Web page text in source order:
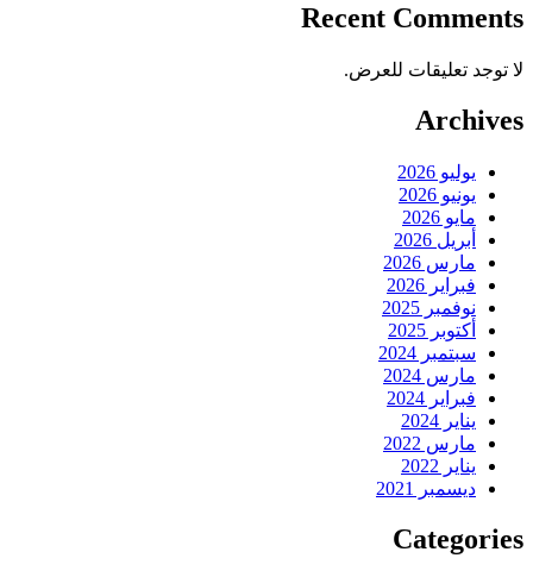
Recent Comments
لا توجد تعليقات للعرض.
Archives
يوليو 2026
يونيو 2026
مايو 2026
أبريل 2026
مارس 2026
فبراير 2026
نوفمبر 2025
أكتوبر 2025
سبتمبر 2024
مارس 2024
فبراير 2024
يناير 2024
مارس 2022
يناير 2022
ديسمبر 2021
Categories